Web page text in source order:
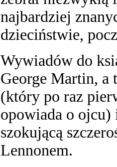
najbardziej
dzieciństwie,
Wywiadów do
George Martin, a
(który po raz
opowiada o ojcu)
szokującą
Lennonem.